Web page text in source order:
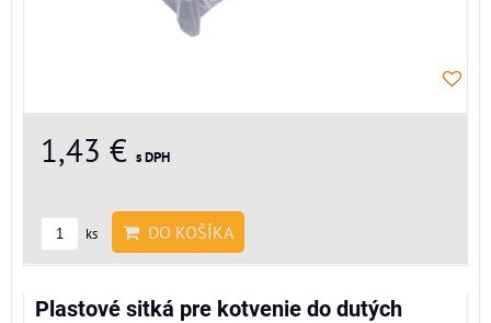
1,43 € s DPH
ks DO KOŠÍKA
Plastové sitká pre kotvenie do dutých